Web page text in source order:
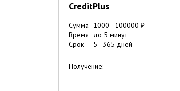
CreditPlus
Сумма 1000 - 100000 ₽
Время
до 5 минут
Срок
5 - 365 дней
Получение: